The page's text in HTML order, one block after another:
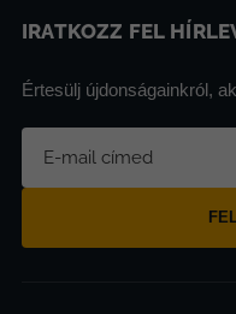
IRATKOZZ FEL
Értesülj újdonságainkról,